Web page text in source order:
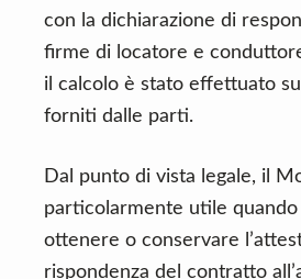
con la dichiarazione di
firme di locatore e
il calcolo è stato effettuato
forniti dalle parti.
Dal punto di vista legale, il
particolarmente utile
ottenere o conservare
rispondenza del contratto